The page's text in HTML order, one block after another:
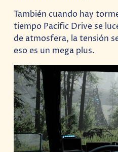
También cuando hay
tiempo Pacific Drive se
de atmosfera, la tensión
eso es un mega plus.